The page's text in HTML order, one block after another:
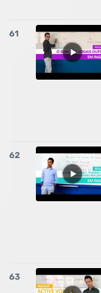
61
62
63